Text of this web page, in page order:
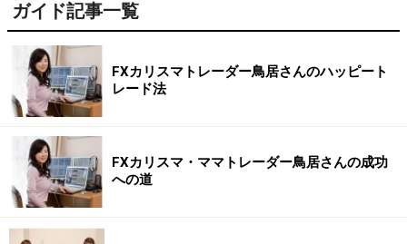
ガイド記事一覧
FXカリスマトレーダー鳥居さんのハッピート
レード法
FXカリスマ・ママトレーダー鳥居さんの成功
への道